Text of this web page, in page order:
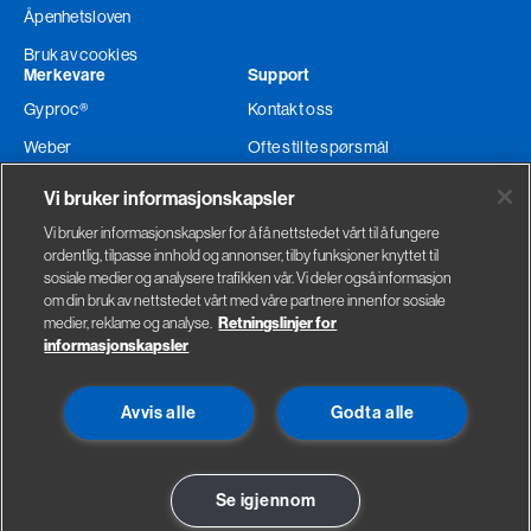
Åpenhetsloven
Bruk av cookies
Merkevare
Gyproc®
Weber
Support
Kontakt oss
Ofte stilte spørsmål
Ordre og levering
Faktura adresse
Gyproc
Habornveien 59
Saint-Gobain Byggevarer
Sandstuveien 68
Se på kart
Vi bruker informasjonskapsler
Vi bruker informasjonskapsler for å få nettstedet vårt til å fungere
ordentlig, tilpasse innhold og annonser, tilby funksjoner knyttet til
sosiale medier og analysere trafikken vår. Vi deler også informasjon
om din bruk av nettstedet vårt med våre partnere innenfor sosiale
medier, reklame og analyse. Retningslinjer for
informasjonskapsler
Godta alle
Avvis alle
Se igjennom